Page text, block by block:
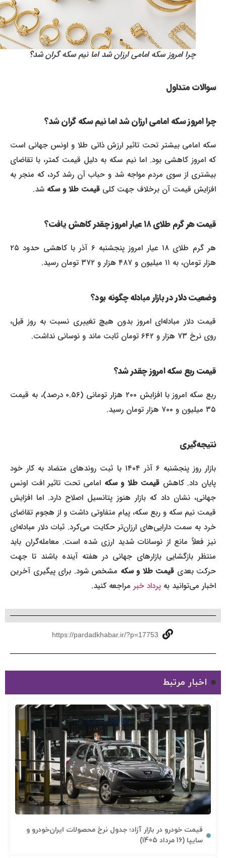
چرا امروز سکه امامی ارزان شد اما نیم سکه گران شد؟
سوالات متداول
چرا امروز سکه امامی ارزان شد اما نیم سکه گران شد؟
سکه امامی بیشتر تحت تاثیر ارزش ذاتی طلا و اونس جهانی است
که امروز کاهشی بود. اما نیم سکه به دلیل قیمت کمتر، با تقاضای
بیشتری از سوی مردم مواجه شد و حباب آن رشد کرد، که منجر به
افزایش قیمت آن برخلاف جهت کلیقیمت طلا و سکهشد.
قیمت هر گرم طلای ۱۸ عیار امروز چقدر کاهش یافت؟
هر گرم طلای ۱۸ عیار امروز پنجشنبه ۶ آذر با کاهشی حدود ۲۵
هزار تومان، به ۱۱ میلیون و ۴۸۷ هزار و ۳۷۲ تومان رسید.
وضعیت دلار در بازار مبادله چگونه بود؟
قیمت دلار مبادله‌ای امروز بدون هیچ تغییری نسبت به روز قبل،
روی نرخ ۷۳ هزار و ۶۴۲ تومان ثابت ماند و نوسانی نداشت.
قیمت ربع سکه امروز چقدر شد؟
ربع سکه امروز با افزایش ۲۰۰ هزار تومانی (۰.۵۶ درصد)، به قیمت
نتیجه‌گیری
بازار روز پنجشنبه ۶ آذر ۱۴۰۴ با ثبت روندهای متضاد به کار خود
پایان داد. کاهشقیمت طلا و سکهامامی تحت تاثیر افت اونس
جهانی، نشان داد که بازار هنوز پتانسیل اصلاح دارد. اما افزایش
قیمت نیم سکه و ربع سکه، پیام متفاوتی داشت و از هجوم تقاضای
خرد به سمت دارایی‌های ارزان‌تر حکایت می‌کرد. ثبات دلار مبادله‌ای
نیز فعلاً مانع از نوسانات شدید ارزی شده است. معامله‌گران باید
منتظر بازگشایی بازارهای جهانی در هفته آینده باشند تا جهت
حرکت بعدیقیمت طلا و سکهمشخص شود. برای پیگیری آخرین
اخبار می‌توانید به پرداد خبرمراجعه کنید.
https://pardadkhabar.ir/?p=17753
اخبار مرتبط
قیمت خودرو در بازار آزاد؛ جدول نرخ محصولات ایران‌خودرو و
سایپا (16 مرداد 1405)